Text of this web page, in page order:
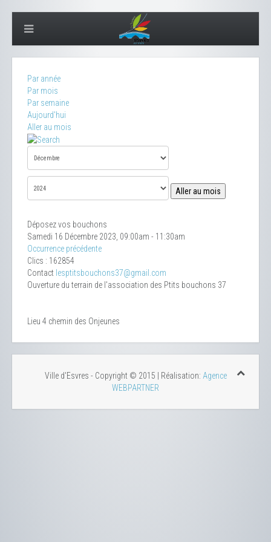
Par année
Par mois
Par semaine
Aujourd'hui
Aller au mois
Aller au mois
Déposez vos bouchons
Samedi 16 Décembre 2023, 09:00am - 11:30am
Occurrence précédente
Clics : 162854
Contact lesptitsbouchons37@gmail.com
Ouverture du terrain de l'association des Ptits bouchons 37
Lieu 4 chemin des Onjeunes
Ville d'Esvres - Copyright © 2015 | Réalisation: Agence
WEBPARTNER